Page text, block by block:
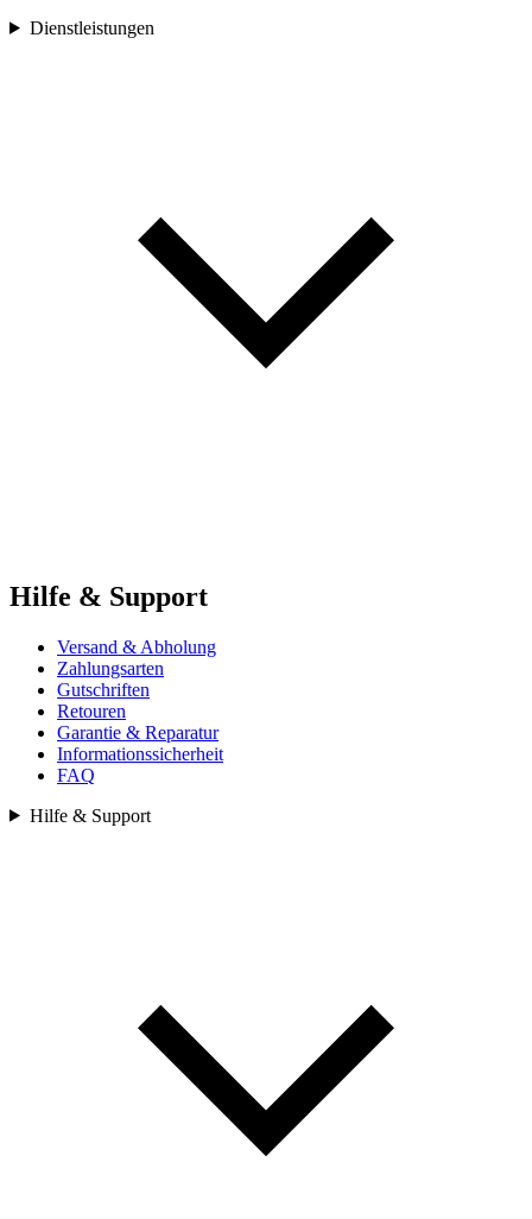
Dienstleistungen
Hilfe & Support
Versand & Abholung
Zahlungsarten
Gutschriften
Retouren
Garantie & Reparatur
Informationssicherheit
FAQ
Hilfe & Support